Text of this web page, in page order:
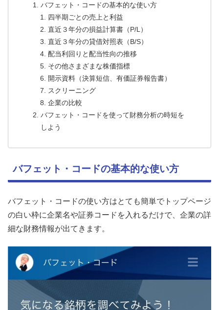
バフェット・コードの基本的な使い方
四半期ごとの売上と利益
直近３年分の損益計算書（P/L）
直近３年分の貸借対照表（B/S）
配当利回りと配当性向の推移
その他さまざまな株価指標
開示資料（決算短信、有価証券報告書）
スクリーニング
企業の比較
バフェット・コードを使って財務分析の時短を
しよう
バフェット・コードの基本的な使い方
バフェット・コードの使い方はとても簡単でトップページ
の白い枠に企業名や証券コードを入れるだけで、企業の詳
細な財務情報が出てきます。